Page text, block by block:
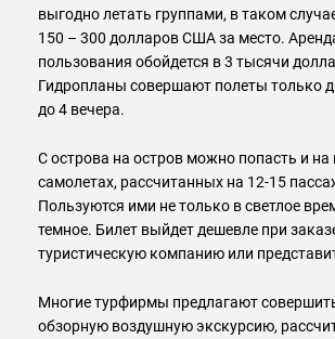
выгодно летать группами, в таком
150 – 300 долларов США за место.
пользования обойдется в 3 тысячи
Гидропланы совершают полеты только
до 4 вечера.
С острова на остров можно попасть и
самолетах, рассчитанных на 12-15
Пользуются ими не только в светлое
темное. Билет выйдет дешевле при
туристическую компанию или
Многие турфирмы предлагают
обзорную воздушную экскурсию,